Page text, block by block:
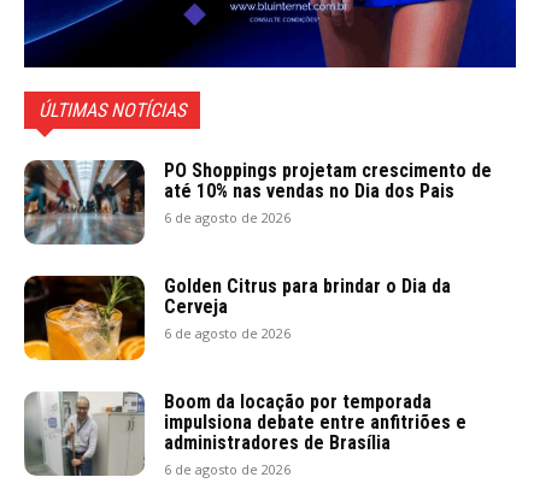
ÚLTIMAS NOTÍCIAS
PO Shoppings projetam crescimento de
até 10% nas vendas no Dia dos Pais
6 de agosto de 2026
Golden Citrus para brindar o Dia da
Cerveja
6 de agosto de 2026
Boom da locação por temporada
impulsiona debate entre anfitriões e
administradores de Brasília
6 de agosto de 2026